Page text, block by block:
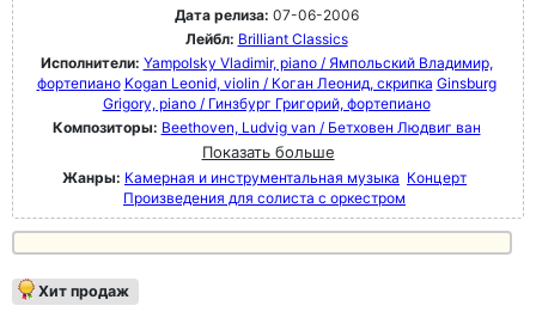
Дата релиза: 07-06-2006
Лейбл: Brilliant Classics
Исполнители: Yampolsky Vladimir, piano / Ямпольский Владимир,
фортепиано Kogan Leonid, violin / Коган Леонид, скрипка Ginsburg
Grigory, piano / Гинзбург Григорий, фортепиано
Композиторы: Beethoven, Ludvig van / Бетховен Людвиг ван
Показать больше
Жанры: Камерная и инструментальная музыка Концерт
Произведения для солиста с оркестром
Хит продаж